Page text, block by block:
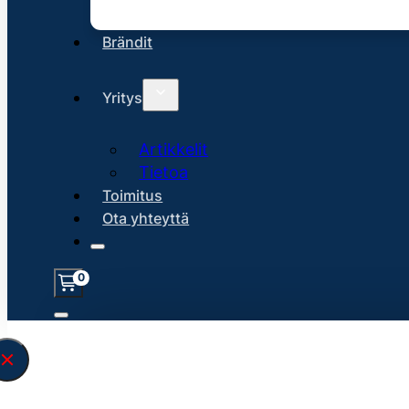
Brändit
Yritys
Artikkelit
Tietoa
Toimitus
Ota yhteyttä
0